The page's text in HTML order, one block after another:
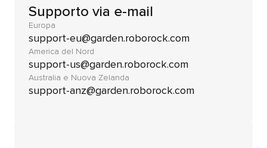
Supporto via e-mail
Europa
support-eu@garden.roborock.com
America del Nord
support-us@garden.roborock.com
Australia e Nuova Zelanda
support-anz@garden.roborock.com